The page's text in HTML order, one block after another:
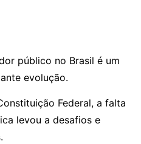
público no Brasil é um
evolução.
Federal, a falta
levou a desafios e